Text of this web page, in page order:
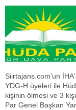
Siirtajans.com'un
YDG-H üyeleri ile
kişinin ölmesi ve 3
Par Genel Başkan